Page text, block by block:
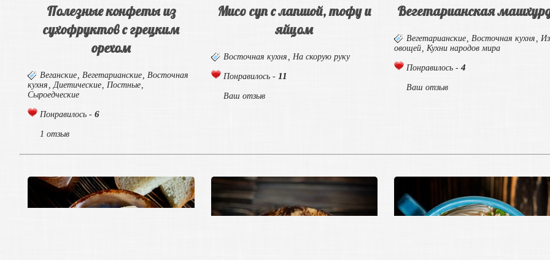
Полезные конфеты из
сухофруктов с грецким
орехом
Веганские Вегетарианские
Восточная
кухня
Диетические Постные
Сыроедческие
Понравилось - 6
1 отзыв
Мисо суп с лапшой, тофу и
яйцом
Восточная кухня На скорую руку
Понравилось -11
Ваш отзыв
Вегетарианская
Вегетарианские Восточная кухня
Из
овощей
Кухни народов мира
Понравилось - 4
Ваш отзыв